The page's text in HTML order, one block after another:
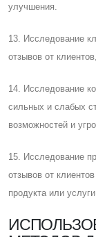
улучшения.
13. Исследование
отзывов от
14. Исследование
сильных и слабых
возможностей и
15. Исследование
отзывов от
продукта или услуги.